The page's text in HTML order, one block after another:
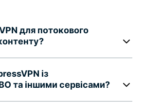
для потокового
із
та іншими сервісами?